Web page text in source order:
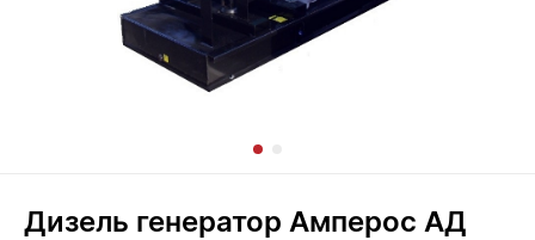
Дизель генератор Амперос АД